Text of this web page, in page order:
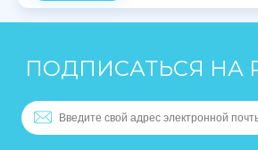
ПОДПИСАТЬСЯ НА